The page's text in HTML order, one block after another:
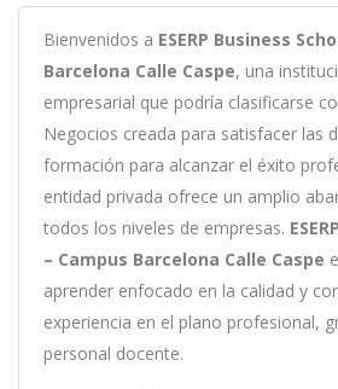
Bienvenidos a ESERP Business
Barcelona Calle Caspe, una instituci
empresarial que podría clasificarse
Negocios creada para satisfacer las
formación para alcanzar el éxito
entidad privada ofrece un amplio ab
todos los niveles de empresas.
– Campus Barcelona Calle Caspe
aprender enfocado en la calidad y
experiencia en el plano profesional,
personal docente.